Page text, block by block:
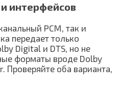
интерфейсов
PCM, так и
передает только
Digital и DTS, но не
форматы вроде Dolby
Проверяйте оба варианта,